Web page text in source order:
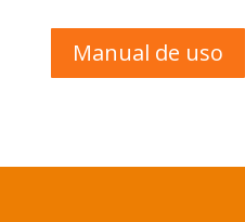
Manual de uso